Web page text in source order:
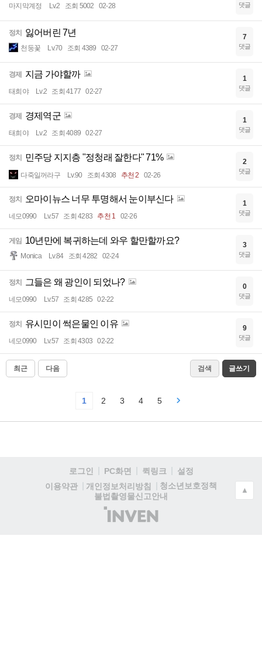
마지막계정 Lv.2 조회 5002 02-28 댓글
정치 잃어버린 7년
천둥꽃 Lv.70 조회 4389 02-27
7
댓글
경제 지금 가야할까
태희야 Lv.2 조회 4177 02-27
1
댓글
경제 경제역군
태희야 Lv.2 조회 4089 02-27
1
댓글
정치 민주당 지지층 "정청래 잘한다" 71%
다죽일꺼라구 Lv.90 조회 4308 추천 2 02-26
2
댓글
정치 오마이뉴스 너무 투명해서 눈이부신다
네모0990 Lv.57 조회 4283 추천 1 02-26
1
댓글
게임 10년만에 복귀하는데 와우 할만할까요?
Monica Lv.84 조회 4282 02-24
3
댓글
정치 그들은 왜 광인이 되었나?
네모0990 Lv.57 조회 4285 02-22
0
댓글
정치 유시민이 썩은물인 이유
네모0990 Lv.57 조회 4303 02-22
9
댓글
최근 다음 검색 글쓰기
1 2 3 4 5
로그인 PC화면 퀵링크
설정
이용약관
개인정보처리방침
청소년보호정책
불법촬영물신고안내
(주)
인
▲